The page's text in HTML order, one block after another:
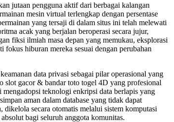
jutaan pengguna aktif dari berbagai kalangan
mesin virtual terlengkap dengan persentase
yang tersaji di dalam situs ini telah melewati
acak yang berjalan beroperasi secara jujur,
fiksi ilmiah masa depan yang memukau, eksplorasi
hiburan mereka sesuai dengan perubahan
data privasi sebagai pilar operasional yang
slot gacor & bandar toto togel 4D yang profesional
teknologi enkripsi data berlapis yang
aman dalam database yang tidak dapat
secara otomatis melalui sistem komputasi
bagi seluruh anggota komunitas.